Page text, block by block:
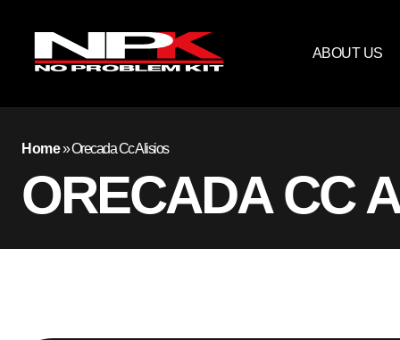
ABOUT US
Home»Orecada Cc Alisios
ORECADA CC